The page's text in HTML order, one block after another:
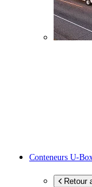
Conteneurs U-
Retour